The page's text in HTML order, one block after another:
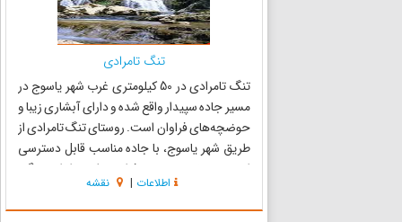
تنگ تامرادی
تنگ تامرادی در 50 کیلومتری غرب شهر یاسوج در
مسیر جاده سپیدار واقع شده و دارای آبشاری زیبا و
حوضچه‌های فراوان است. روستای تنگ تامرادی از
طریق شهر یاسوج، با جاده مناسب قابل دسترسی
است. در خم هر پیچ و فراز هر شیب از این تنگه،
تابلوی نقاشی بی‌نظیری از شاهکارهای طبیعت را در
مقابل دیدگان گر...
اطلاعات | نقشه